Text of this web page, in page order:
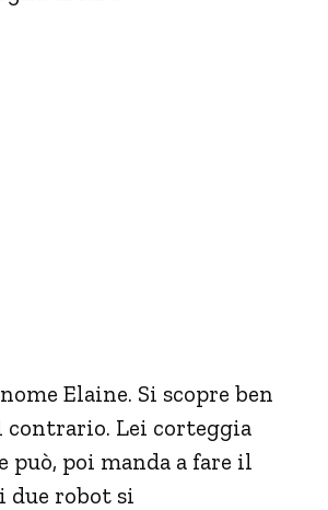
Elaine. Si scopre ben
contrario. Lei corteggia
poi manda a fare il
due robot si